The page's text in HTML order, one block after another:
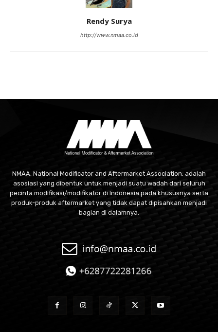
Rendy Surya
http://www.nmaa.co.id
NMAA, National Modificator and Aftermarket Association, adalah
asosiasi yang dibentuk untuk menjadi suatu wadah dari seluruh
pecinta modifikasi/modifikator di Indonesia pada khususnya serta
produk-produk aftermarket yang tidak dapat dipisahkan menjadi
bagian di dalamnya.